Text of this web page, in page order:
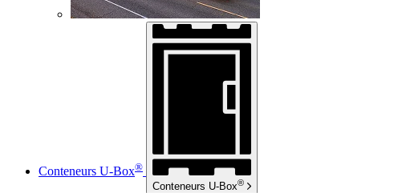
Conteneurs U-Box®
Conteneurs U-Box®